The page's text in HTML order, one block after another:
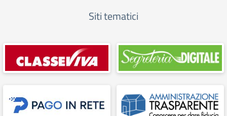
Siti tematici